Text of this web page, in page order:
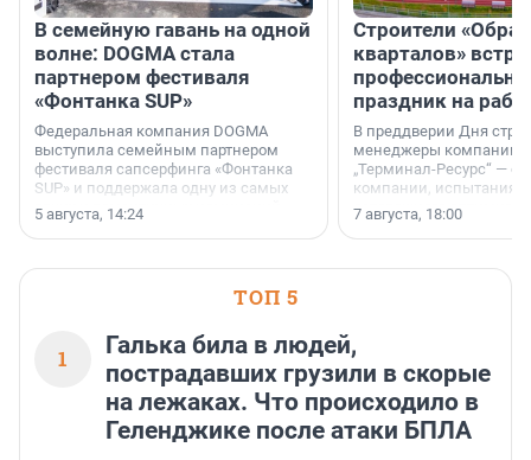
В семейную гавань на одной
волне: DOGMA стала
партнером фестиваля
«Фонтанка SUP»
Федеральная компания DOGMA
выступила семейным партнером
фестиваля сапсерфинга «Фонтанка
SUP» и поддержала одну из самых
ярких и романтичных номинаций —
«SUP-свадьба».
5 августа, 14:24
Строители
кварталов»
праздник на
В преддверии Дня
менеджеры компании
„Терминал-Ресурс“ — о
компании, испытаниях
осторожного
7 августа, 18:00
ТОП 5
1
Галька била в людей,
пострадавших грузили в скорые
на лежаках. Что происходило в
Геленджике после атаки БПЛА